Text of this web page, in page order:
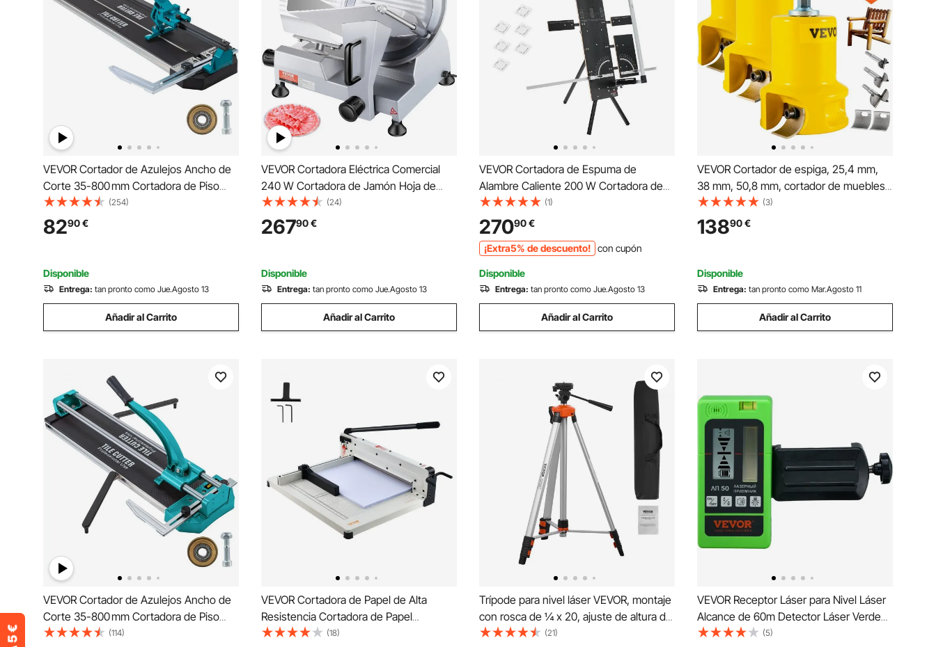
VEVOR Cortador de Azulejos Ancho de
Corte 35-800 mm Cortadora de Piso
Laminado Espesor de Corte 6-15 mm
Cortador Manual de Azulejos de
Aluminio Corte Preciso y Suave para
(254)
8290€
Disponible
Entrega: tan pronto como Jue.Agosto 13
Añadir al Carrito
VEVOR Cortadora Eléctrica Comercial
240 W Cortadora de Jamón Hoja de
250 mm 350-400 rpm Cortadora de
Embutidos en Acero Inoxidable y
Aluminio para Cortar Carne Queso
(24)
26790€
Disponible
Entrega: tan pronto como Jue.Agosto 13
Añadir al Carrito
VEVOR Cortadora de Espuma de
Alambre Caliente 200 W Cortadora de
Poliestireno con 6 Cables Calefactores
Herramienta de Corte Eléctrica con
Longitud de Corte Máxima de 1150 mm
para Espuma, Esponja
(1)
27090€
¡Extra5% de descuento! con cupón
Disponible
Entrega: tan pronto como Jue.Agosto 13
Añadir al Carrito
VEVOR Cortador de espiga, 25,4 mm,
38 mm, 50,8 mm, cortador de muebles
de troncos de aluminio y acero de
primera calidad, con cuchillas curvas
dobles y tornillos de botón, kit maestro
(3)
13890€
Disponible
Entrega: tan pronto como Mar.Agosto 11
Añadir al Carrito
VEVOR Cortador de Azulejos Ancho de
Corte 35-800 mm Cortadora de Piso
Laminado Doble Rieles Posicionamiento
(114)
VEVOR Cortadora de Papel de Alta
Resistencia Cortadora de Papel
Industrial y Comercial de 431,8 mm para
(18)
Trípode para nivel láser VEVOR, montaje
con rosca de ¼ x 20, ajuste de altura de
27,36 a 68,11 pulgadas con burbuja de
(21)
VEVOR Receptor Láser para Nivel Láser
Alcance de 60m Detector Láser Verde
Haz Rojo para Láseres de Línea Pulsada
(5)